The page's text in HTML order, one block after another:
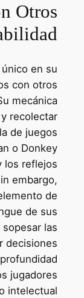
Otros
en su
con otros
mecánica
recolectar
de juegos
o Donkey
los reflejos
embargo,
de
de sus
las
decisiones
jugadores
intelectual.